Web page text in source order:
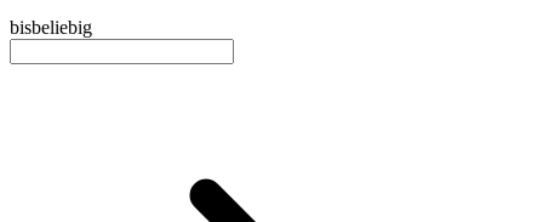
bisbeliebig